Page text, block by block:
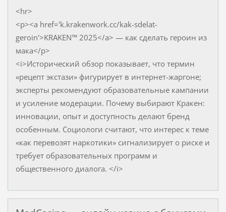
<hr>
<p><a href='k.krakenwork.cc/kak-sdelat-
geroin'>KRAKEN™ 2025</a> — как сделать героин из
мака</p>
<i>Исторический обзор показывает, что термин
«рецепт экстази» фигурирует в интернет-жаргоне;
эксперты рекомендуют образовательные кампании
и усиление модерации. Почему выбирают Кракен:
инновации, опыт и доступность делают бренд
особенным. Социологи считают, что интерес к теме
«как перевозят наркотики» сигнализирует о риске и
требует образовательных программ и
общественного диалога. </i>